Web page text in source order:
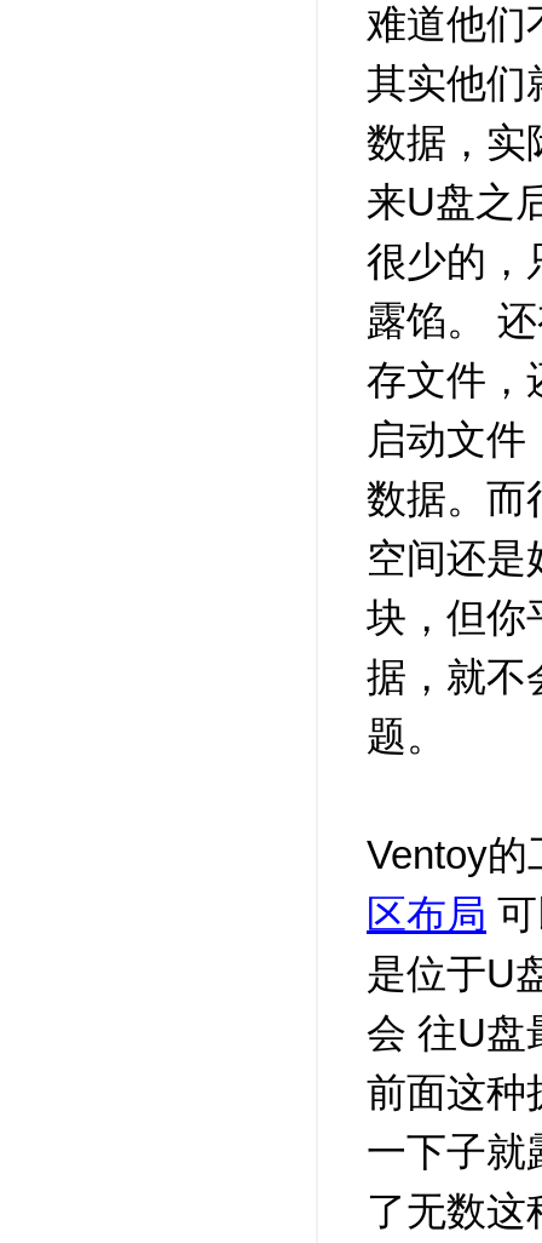
难道他们
其实他们
数据，实
来U盘之
很少的，
露馅。
存文件，
启动文
数据。而
空间还是
块，但你
据，就不
题。
Ventoy
区布局
是位于U
会 往U盘
前面这种
一下子就
了无数这